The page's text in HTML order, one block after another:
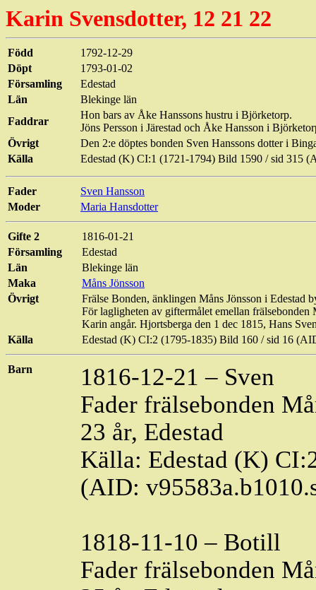
Karin Svensdotter, 12 21 22
Född
1792-12-29
Döpt
1793-01-02
Församling
Edestad
Län
Blekinge län
Faddrar
Hon bars av Åke Hanssons hustru i Björketorp.
Jöns Persson i Järestad och Åke Hansson i
Övrigt
Den 2:e döptes bonden Sven Hanssons dotter i
Källa
Edestad (K) CI:1 (1721-1794) Bild 1590 / sid 315
Fader
Sven Hansson
Moder
Maria Hansdotter
Gifte 2
1816-01-21
Församling
Edestad
Län
Blekinge län
Maka
Måns Jönsson
Övrigt
Frälse Bonden, änklingen Måns Jönsson i Edestad
För lagligheten av giftermålet emellan frälsebonden
Karin angår. Hjortsberga den 1 dec 1815, Hans
Källa
Edestad (K) CI:2 (1795-1835) Bild 160 / sid 16
Barn
1816-12-21 – Sven
Fader frälsebonden
23 år, Edestad
Källa: Edestad (K)
(AID:
1818-11-10 – Botill
Fader frälsebonden